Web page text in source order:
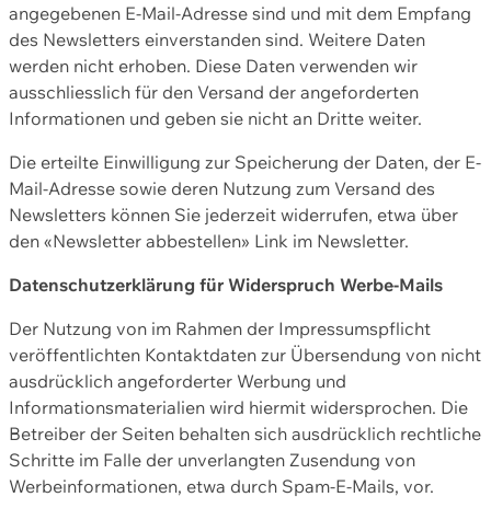
angegebenen E-Mail-Adresse sind und mit dem Empfang
des Newsletters einverstanden sind. Weitere Daten
werden nicht erhoben. Diese Daten verwenden wir
ausschliesslich für den Versand der angeforderten
Informationen und geben sie nicht an Dritte weiter.
Die erteilte Einwilligung zur Speicherung der Daten, der E-
Mail-Adresse sowie deren Nutzung zum Versand des
Newsletters können Sie jederzeit widerrufen, etwa über
den «Newsletter abbestellen» Link im Newsletter.
Datenschutzerklärung für Widerspruch Werbe-Mails
Der Nutzung von im Rahmen der Impressumspflicht
veröffentlichten Kontaktdaten zur Übersendung von nicht
ausdrücklich angeforderter Werbung und
Informationsmaterialien wird hiermit widersprochen. Die
Betreiber der Seiten behalten sich ausdrücklich rechtliche
Schritte im Falle der unverlangten Zusendung von
Werbeinformationen, etwa durch Spam-E-Mails, vor.